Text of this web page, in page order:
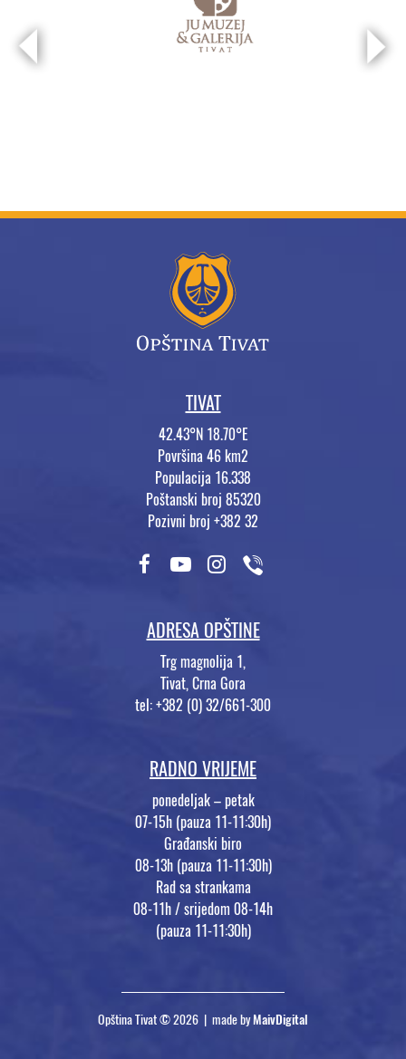
TIVAT
42.43°N 18.70°E
Površina 46 km2
Populacija 16.338
Poštanski broj 85320
Pozivni broj +382 32
ADRESA OPŠTINE
Trg magnolija 1,
Tivat, Crna Gora
tel: +382 (0) 32/661-300
RADNO VRIJEME
ponedeljak – petak
07-15h (pauza 11-11:30h)
Građanski biro
08-13h (pauza 11-11:30h)
Rad sa strankama
08-11h / srijedom 08-14h
(pauza 11-11:30h)
Opština Tivat © 2026 | made byMaivDigital